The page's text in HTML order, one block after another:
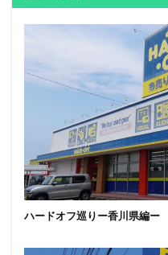
ハードオフ巡りー香川県編ー